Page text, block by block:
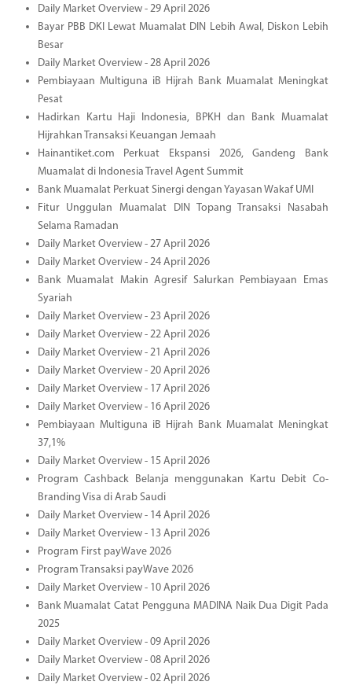
Daily Market Overview - 29 April 2026
Bayar PBB DKI Lewat Muamalat DIN Lebih Awal, Diskon Lebih
Besar
Daily Market Overview - 28 April 2026
Pembiayaan Multiguna iB Hijrah Bank Muamalat Meningkat
Pesat
Hadirkan Kartu Haji Indonesia, BPKH dan Bank Muamalat
Hijrahkan Transaksi Keuangan Jemaah
Hainantiket.com Perkuat Ekspansi 2026, Gandeng Bank
Muamalat di Indonesia Travel Agent Summit
Bank Muamalat Perkuat Sinergi dengan Yayasan Wakaf UMI
Fitur Unggulan Muamalat DIN Topang Transaksi Nasabah
Selama Ramadan
Daily Market Overview - 27 April 2026
Daily Market Overview - 24 April 2026
Bank Muamalat Makin Agresif Salurkan Pembiayaan Emas
Syariah
Daily Market Overview - 23 April 2026
Daily Market Overview - 22 April 2026
Daily Market Overview - 21 April 2026
Daily Market Overview - 20 April 2026
Daily Market Overview - 17 April 2026
Daily Market Overview - 16 April 2026
Pembiayaan Multiguna iB Hijrah Bank Muamalat Meningkat
37,1%
Daily Market Overview - 15 April 2026
Program Cashback Belanja menggunakan Kartu Debit Co-
Branding Visa di Arab Saudi
Daily Market Overview - 14 April 2026
Daily Market Overview - 13 April 2026
Program First payWave 2026
Program Transaksi payWave 2026
Daily Market Overview - 10 April 2026
Bank Muamalat Catat Pengguna MADINA Naik Dua Digit Pada
2025
Daily Market Overview - 09 April 2026
Daily Market Overview - 08 April 2026
Daily Market Overview - 02 April 2026